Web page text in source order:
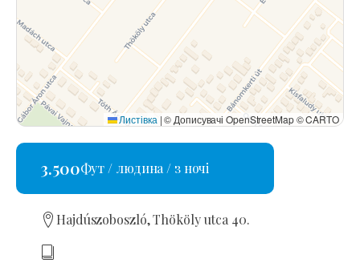
Листівка |© Дописувачі OpenStreetMap © CARTO
3.500Фут / людина / з ночі
Hajdúszoboszló, Thököly utca 40.